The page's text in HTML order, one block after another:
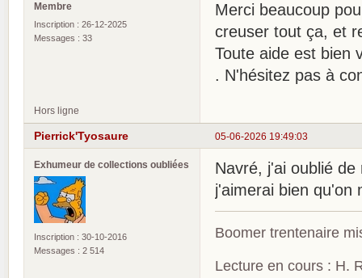
Membre
Inscription : 26-12-2025
Messages : 33
Merci beaucoup
creuser tout ça, et
Toute aide est bien
. N'hésitez pas à
Hors ligne
05-06-2026 19:49:03
Pierrick'Tyosaure
Exhumeur de collections oubliées
Inscription : 30-10-2016
Messages : 2 514
Navré, j'ai oublié
j'aimerai bien qu'on
Boomer trentenaire
Lecture en cours : H.